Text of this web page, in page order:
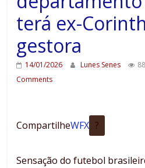
terá ex-
gestora
14/01/2026 Lunes Senes
Comments
CompartilheWFX ?
Sensação do futebol